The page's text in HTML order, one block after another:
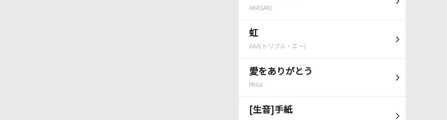
AKASAKI
虹
AAA(トリプル・エー)
愛をありがとう
Misia
[生音]手紙